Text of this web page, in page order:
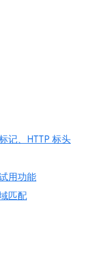
记、HTTP 标头
用功能
匹配